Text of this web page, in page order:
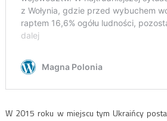
W 2015 roku w miejscu tym Ukraińcy